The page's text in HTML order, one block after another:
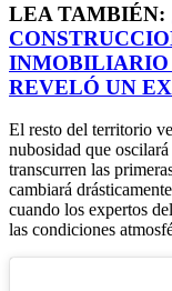
LEA TAMBIÉN:
INMOBILIARIO
REVELÓ UN
El resto del territorio
nubosidad que
transcurren las
cambiará
cuando los expertos
las condiciones